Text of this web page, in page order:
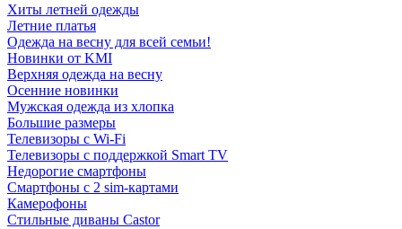
Хиты летней одежды
Летние платья
Одежда на весну для всей семьи!
Новинки от KMI
Верхняя одежда на весну
Осенние новинки
Мужская одежда из хлопка
Большие размеры
Телевизоры с Wi-Fi
Телевизоры с поддержкой Smart TV
Недорогие смартфоны
Смартфоны с 2 sim-картами
Камерофоны
Стильные диваны Castor